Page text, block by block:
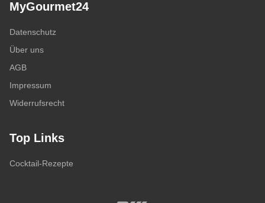
MyGourmet24
Datenschutz
Über uns
AGB
Impressum
Widerrufsrecht
Top Links
Cocktail-Rezepte